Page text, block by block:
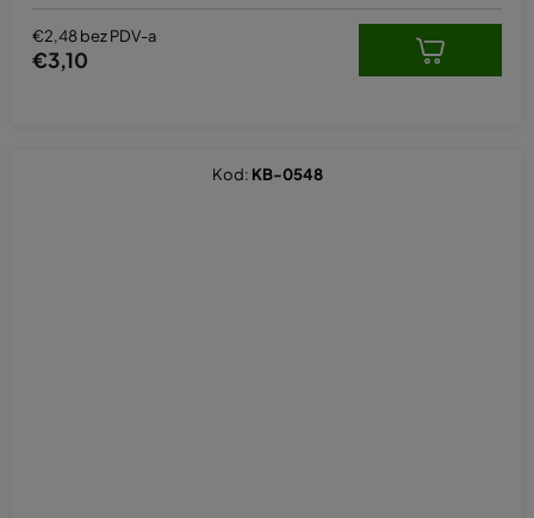
€2,48 bez PDV-a
€3,10
Kod: KB-0548